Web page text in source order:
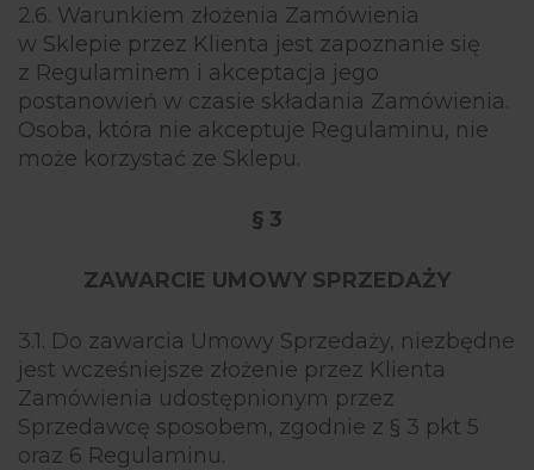
2.6. Warunkiem złożenia Zamówienia
w Sklepie przez Klienta jest zapoznanie się
z Regulaminem i akceptacja jego
postanowień w czasie składania Zamówienia.
Osoba, która nie akceptuje Regulaminu, nie
może korzystać ze Sklepu.
§ 3
ZAWARCIE UMOWY SPRZEDAŻY
3.1. Do zawarcia Umowy Sprzedaży, niezbędne
jest wcześniejsze złożenie przez Klienta
Zamówienia udostępnionym przez
Sprzedawcę sposobem, zgodnie z § 3 pkt 5
oraz 6 Regulaminu.